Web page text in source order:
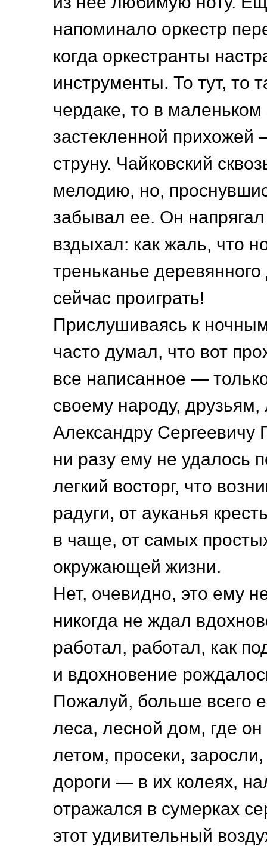
напоминало оркестр
когда оркестранты
инструменты. То тут, то
чердаке, то в маленьком
застекленной прихожей
струну. Чайковский
мелодию, но,
забывал ее. Он
вздыхал: как жаль, что
треньканье
сейчас проиграть!
Прислушиваясь к
часто думал, что вот
все написанное —
своему народу,
Александру
ни разу ему не удалось
легкий восторг, что
радуги, от ауканья
в чаще, от самых
окружающей жизни.
Нет, очевидно, это ему
никогда не ждал
работал, работал, как
и вдохновение
Пожалуй, больше всего
леса, лесной дом, где он
летом, просеки,
дороги — в их колеях,
отражался в сумерках
этот удивительный